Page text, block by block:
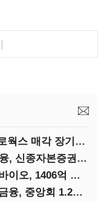
[IB토마토]한앤컴퍼니, 마이크로웍스 매각 장기화 대비…배당 회수판 깔았다
[IB토마토](Deal모니터)우리금융, 신종자본증권 발행했지만 차환금리 '부담'
[IB토마토](유증레이다)엘앤씨바이오, 1406억 유증…최대주주는 절반만 청약
[IB토마토](크레딧시그널)농협금융, 중앙회 1.2조 지원받아 생산적금융 확대